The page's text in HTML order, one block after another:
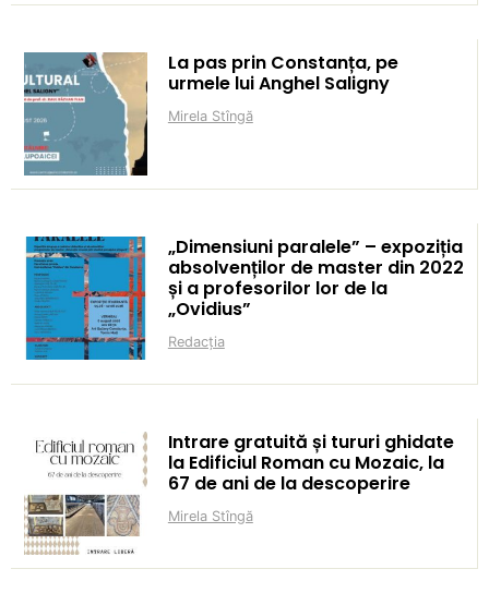
La pas prin Constanța, pe
urmele lui Anghel Saligny
Mirela Stîngă
„Dimensiuni paralele” – expoziția
absolvenților de master din 2022
și a profesorilor lor de la
„Ovidius”
Redacția
Intrare gratuită și tururi ghidate
la Edificiul Roman cu Mozaic, la
67 de ani de la descoperire
Mirela Stîngă